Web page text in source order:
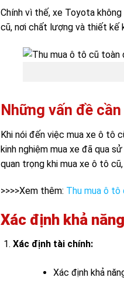
Chính vì thế, xe Toyota
cũ, nơi chất lượng và thiết kế
Những vấn đề
Khi nói đến việc mua xe ô tô
kinh nghiệm mua xe đã qua
quan trọng khi mua xe ô tô
>>>>Xem thêm: Thu mua ô tô
Xác định khả
Xác định tài chính:
Xác định khả